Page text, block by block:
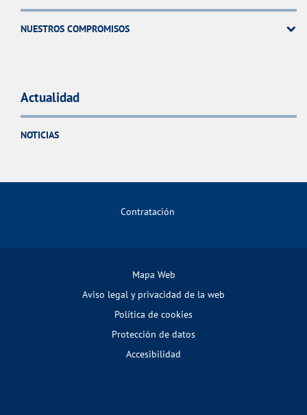
NUESTROS COMPROMISOS
Actualidad
NOTICIAS
Contratación
Mapa Web
Aviso legal y privacidad de la web
Política de cookies
Protección de datos
Accesibilidad